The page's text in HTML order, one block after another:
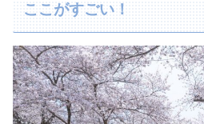
ここがすごい！